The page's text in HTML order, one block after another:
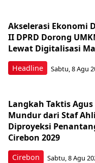
Headline
Akselerasi Ekonomi
II DPRD Dorong
Lewat Digitalisasi
Sabtu, 8 Agu
Cirebon
Langkah Taktis
Mundur dari Staf
Diproyeksi
Cirebon 2029
Sabtu, 8 Agu